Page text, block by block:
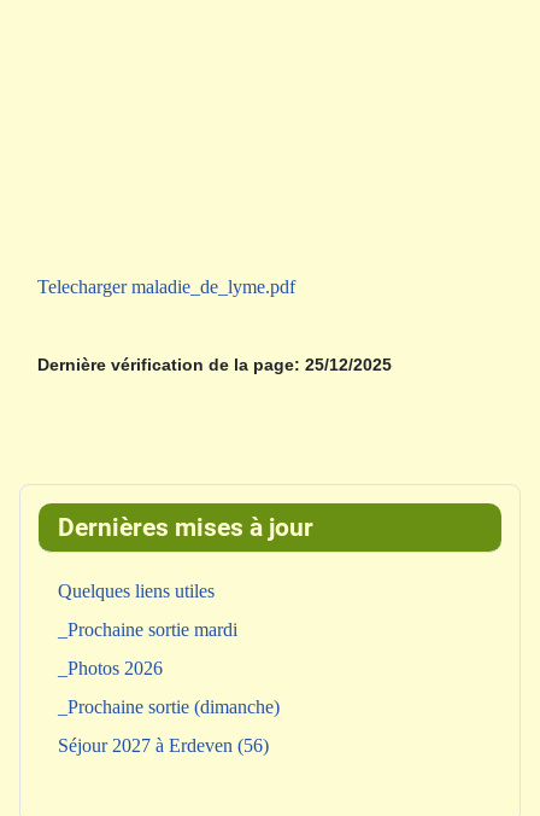
Telecharger maladie_de_lyme.pdf
Dernière vérification de la page: 25/12/2025
Dernières mises à jour
Quelques liens utiles
_Prochaine sortie mardi
_Photos 2026
_Prochaine sortie (dimanche)
Séjour 2027 à Erdeven (56)